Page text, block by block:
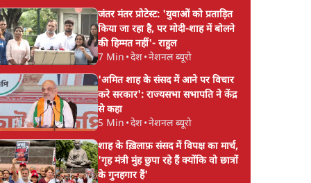
जंतर मंतर प्रोटेस्ट: 'युवाओं को प्रताड़ित
किया जा रहा है, पर मोदी-शाह में बोलने
की हिम्मत नहीं'- राहुल
7 Min •देश•नेशनल ब्यूरो
'अमित शाह के संसद में आने पर विचार
करे सरकार': राज्यसभा सभापति ने केंद्र
से कहा
5 Min •देश•नेशनल ब्यूरो
शाह के ख़िलाफ़ संसद में विपक्ष का मार्च,
'गृह मंत्री मुंह छुपा रहे हैं क्योंकि वो छात्रों
के गुनहगार हैं'